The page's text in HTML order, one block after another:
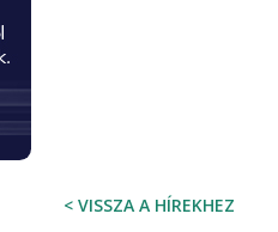
bejelentett hibák
tudjuk a
< VISSZA A HÍREKHEZ